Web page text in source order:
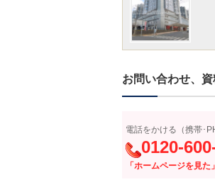
お問い合わせ、
電話をかける（携帯･
0120-
「ホームページを見た」